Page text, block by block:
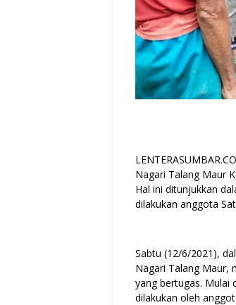
Nagari Talang Maur
Hal ini ditunjukkan
dilakukan anggota
Sabtu (12/6/2021),
Nagari Talang Maur,
yang bertugas. Mulai
dilakukan oleh